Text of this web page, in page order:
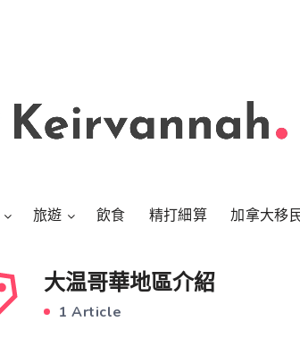
旅遊 飲食 精打細算 加拿大移
大温哥華地區介紹
1 Article